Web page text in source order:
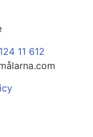
11 612